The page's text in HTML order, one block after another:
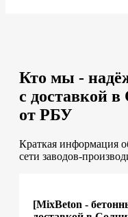
Кто мы -
с доставкой
от РБУ
Краткая информация
сети заводов-
[MixBeton -